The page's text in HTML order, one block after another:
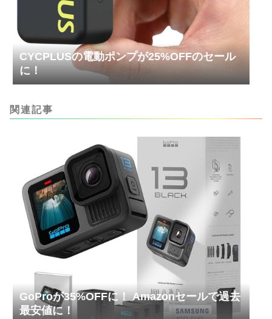
CYCPLUSの電動ポンプが25%OFFのセール
に！
関連記事
GoProが35%OFFに！ Amazonセールで過去
最安値に！